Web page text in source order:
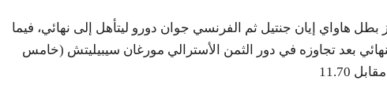
بطل هاواي إيان جنتيل ثم الفرنسي جوان دورو ليتأهل إلى نهائي، فيما
بعد تجاوزه في دور الثمن الأسترالي مورغان سيبيليتش (خامس